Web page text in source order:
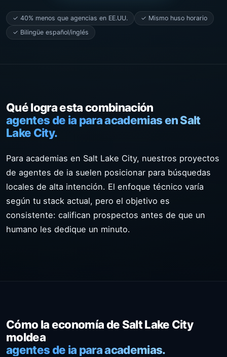
✓ 40% menos que agencias en EE.UU.
✓ Mismo huso horario
✓ Bilingüe español/inglés
Qué logra esta combinación
agentes de ia para academias en Salt
Lake City.
Para academias en Salt Lake City, nuestros proyectos
de agentes de ia suelen posicionar para búsquedas
locales de alta intención. El enfoque técnico varía
según tu stack actual, pero el objetivo es
consistente: califican prospectos antes de que un
humano les dedique un minuto.
Cómo la economía de Salt Lake City
moldea
agentes de ia para academias.